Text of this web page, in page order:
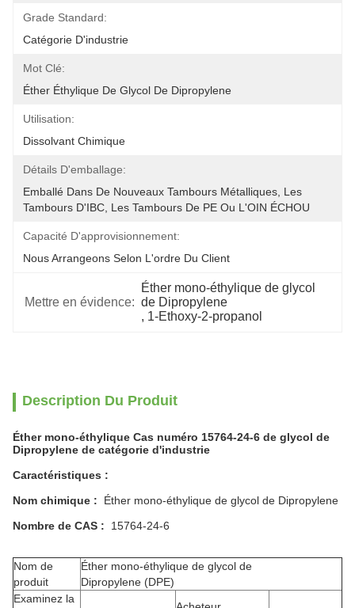
Grade Standard:
Catégorie D'industrie
Mot Clé:
Éther Éthylique De Glycol De Dipropylene
Utilisation:
Dissolvant Chimique
Détails D'emballage:
Emballé Dans De Nouveaux Tambours Métalliques, Les
Tambours D'IBC, Les Tambours De PE Ou L'OIN ÉCHOU
Capacité D'approvisionnement:
Nous Arrangeons Selon L'ordre Du Client
Mettre en évidence:
Éther mono-éthylique de glycol
de Dipropylene
, 1-Ethoxy-2-propanol
Description Du Produit
Éther mono-éthylique Cas numéro 15764-24-6 de glycol de
Dipropylene de catégorie d'industrie
Caractéristiques :
Nom chimique : Éther mono-éthylique de glycol de Dipropylene
Nombre de CAS : 15764-24-6
Nom de
produit
Éther mono-éthylique de glycol de
Dipropylene (DPE)
Examinez la